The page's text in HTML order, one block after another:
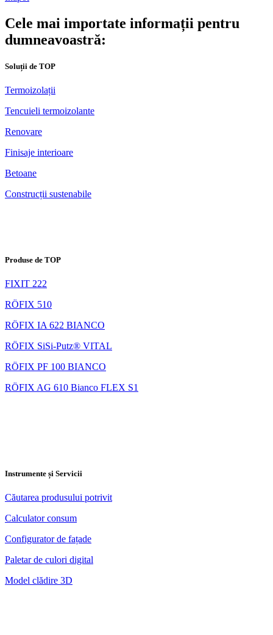
Cele mai importate informații pentru
dumneavoastră:
Soluții de TOP
Termoizolații
Tencuieli termoizolante
Renovare
Finisaje interioare
Betoane
Construcții sustenabile
Produse de TOP
FIXIT 222
RÖFIX 510
RÖFIX IA 622 BIANCO
RÖFIX SiSi-Putz® VITAL
RÖFIX PF 100 BIANCO
RÖFIX AG 610 Bianco FLEX S1
Instrumente și Servicii
Căutarea produsului potrivit
Calculator consum
Configurator de fațade
Paletar de culori digital
Model clădire 3D